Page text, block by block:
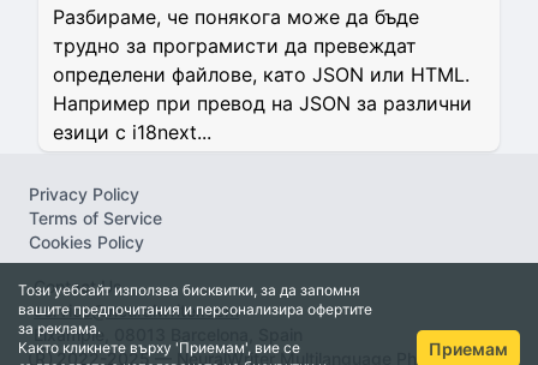
Този уебсайт използва бисквитки, за да запомня
вашите предпочитания и персонализира офертите
за реклама.
Както кликнете върху 'Приемам', вие се
Приемам
Разбираме, че понякога може да бъде
трудно за програмисти да превеждат
определени файлове, като JSON или HTML.
Например при превод на JSON за различни
езици с i18next...
Contact Us
service@neuralwriter.com
Eixample, 08013 Barcelona, Spain
Ⓡ 2022-2025 — NeuralWriter Multilanguage Pharaprasing
Privacy Policy
Terms of Service
Cookies Policy